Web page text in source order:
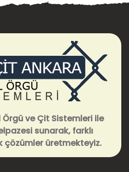
Örgü ve Çit Sistemleri ile
sunarak, farklı
çözümler üretmekteyiz.